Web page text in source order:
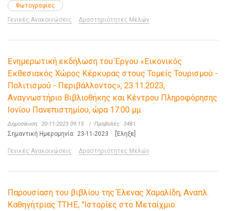
Φωτογραφίες
Γενικές Ανακοινώσεις
Δραστηριότητες Μελών
Ενημερωτική εκδήλωση του Έργου «Εικονικός
Εκθεσιακός Χώρος Κέρκυρας στους Τομείς Τουρισμού -
Πολιτισμού - Περιβάλλοντος», 23.11.2023,
Αναγνωστήριο Βιβλιοθήκης και Κέντρου Πληροφόρησης
Ιονίου Πανεπιστημίου, ώρα 17:00 μμ.
Δημοσίευση: 20-11-2023 09:15 | Προβολές: 3481
Σημαντική Ημερομηνία: 23-11-2023 [Έληξε]
Γενικές Ανακοινώσεις Δραστηριότητες Μελών
Παρουσίαση του βιβλίου της Έλενας Χαμαλίδη, Αναπλ.
Καθηγήτριας ΤΤΗΕ, "Ιστορίες στο Μεταίχμιο: